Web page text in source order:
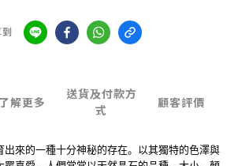
了解更多
送貨及付款方
式
顧客評價
出來的一種十分神秘的存在。以其獨特的色澤與